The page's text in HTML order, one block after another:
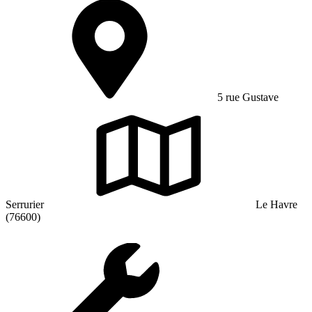
5 rue Gustave
Serrurier
Le Havre
(76600)